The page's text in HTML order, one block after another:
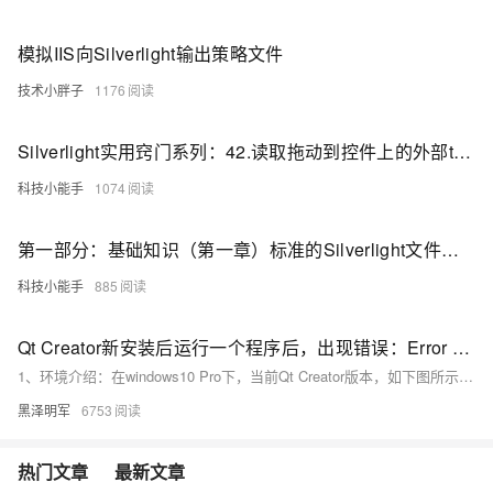
模拟IIS向Silverlight输出策略文件
技术小胖子 1176
Silverlight实用窍门系列：42.读取拖动到控件上的外部txt和jpg文件，多外部文件的拖动
科技小能手 1074
第一部分：基础知识（第一章）标准的Silverlight文件（续）
科技小能手 885
Qt Creator新安装后运行一个程序后，出现错误：Error while building/deploying project dict-qt (kit: Desktop Qt 5.10.0 MinGW 32bit) When executing step "qmake"
1、环境介绍：在windows10 Pro下，当前Qt Creator版本，如下图所示： 2、问题描述：当用Qt Creator新建一个工程后，按Ctrl + R 构建/部署时，出现问题，问题截图如下： 3、解决方案：这是由于Qt Creator打开的工程文件夹的绝对路径中存在中文字符，只需将工...
黑泽明军 6753
热门文章 最新文章